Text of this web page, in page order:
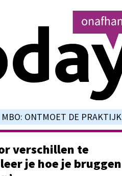
MBO: ONTMOET DE PRAKTIJK
verschillen te
je hoe je bruggen